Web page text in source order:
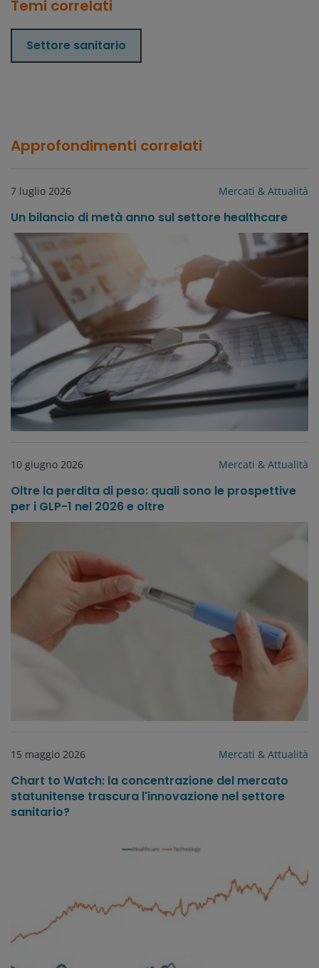
Temi correlati
Settore sanitario
Approfondimenti correlati
7 luglio 2026 Mercati & Attualità
Un bilancio di metà anno sul settore healthcare
10 giugno 2026 Mercati & Attualità
Oltre la perdita di peso: quali sono le prospettive
per i GLP-1 nel 2026 e oltre
15 maggio 2026 Mercati & Attualità
Chart to Watch: la concentrazione del mercato
statunitense trascura l'innovazione nel settore
sanitario?